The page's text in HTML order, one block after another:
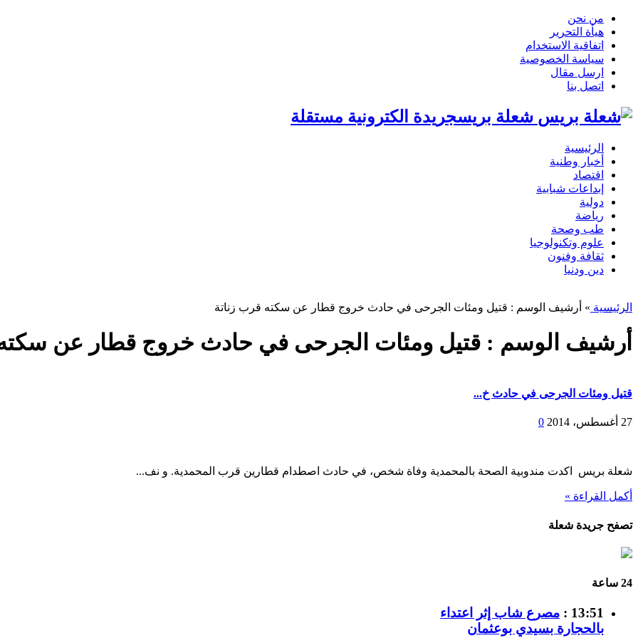
من نحن
هيأة التحرير
اتفاقية الاستخدام
سياسة الخصوصية
ارسل مقال
اتصل بنا
شعلة بريسجريدة الكترونية مستقلة
الرئيسية
أخبار وطنية
اقتصاد
إبداعات شبابية
دولية
رياضة
طب وصحة
علوم وتكنولوجيا
ثقافة وفنون
دين ودنيا
الرئيسية » أرشيف الوسم : قتيل ومئات الجرحى في حادث خروج قطار عن سكته قرب زناتة
أرشيف الوسم : قتيل ومئات الجرحى في حادث خروج قطار عن سكته
قتيل ومئات الجرحى في حادث خ...
27 أغسطس، 2014 0
شعلة بريس اكدت مندوبية الصحة بالمحمدية وفاة شخص، في حادث اصطدام قطارين قرب المحمدية. و نف...
أكمل القراءة »
تصفح جريدة شعلة
24 ساعة
13:51 :
مصرع شاب إثر اعتداء
بالحجارة بسيدي بوعثمان